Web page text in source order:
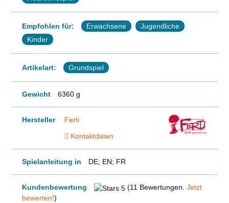
Empfohlen für: Erwachsene
Jugendliche
Kinder
Artikelart: Grundspiel
Gewicht 6360 g
Hersteller
Ferti
Kontaktdaten
Spielanleitung in DE; EN; FR
Kundenbewertung (11 Bewertungen. Jetzt
bewerten!)